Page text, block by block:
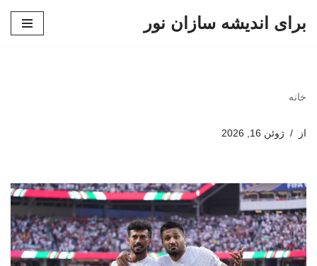
برای اندیشه سازان نور
خانه
از ژوئن 16, 2026